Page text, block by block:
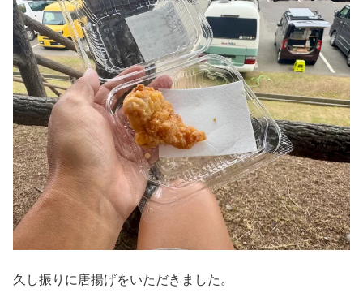
久し振りに唐揚げをいただきました。